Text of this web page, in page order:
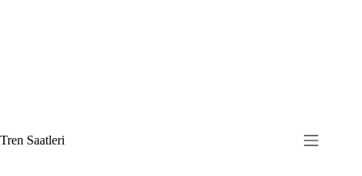
to
content
Tren Saatleri